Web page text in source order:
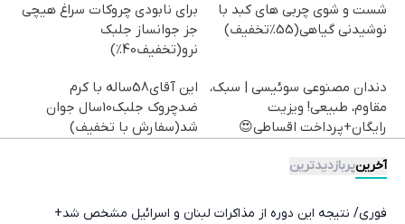
شست و شوی چربی های کبد با
نوشیدنی گیاهی(55%تخفیف)
برای نابودی چروکات سراغ هیچی
جز جوانساز جلبک
نرو(تخفیف40%)
دندان مصنوعی سوئیسی | سبک،
مقاوم، طبیعی! ویزیت
رایگان+پرداخت اقساطی😍
این آقای58ساله با کرم
ضدچروک جلبک10سال جوان
شد(سفارش با تخفیف)
آخرینپربازدیدترین
فوری/ نتیجه این دوره از مذاکرات لبنان و اسرائیل مشخص شد+